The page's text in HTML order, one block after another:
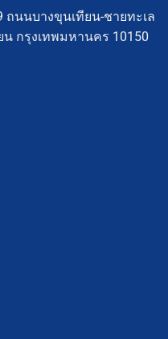
ถนนบางขุนเทียน-ชายทะเล
กรุงเทพมหานคร 10150